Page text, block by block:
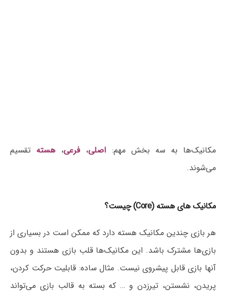
مکانیک‌ها به سه بخش مهم: اصلی، فرعی، هسته تقسیم
می‌شوند.
مکانیک های هسته (Core) چیست؟
هر بازی چندین مکانیک هسته دارد که ممکن است در بسیاری از
بازی‌ها مشترک باشد. این مکانیک‌ها قلب بازی هستند و بدون
آنها بازی قابل پیشروی نیست. مثال ساده: قابلیت حرکت کردن،
پریدن، نشستن، تیرزدن و … که بسته به قالب بازی می‌تواند